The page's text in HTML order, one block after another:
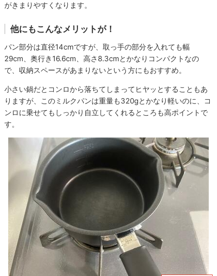
がきまりやすくなります。
他にもこんなメリットが！
パン部分は直径14cmですが、取っ手の部分を入れても幅
29cm、奥行き16.6cm、高さ8.3cmとかなりコンパクトなの
で、収納スペースがあまりないという方にもおすすめ。
小さい鍋だとコンロから落ちてしまってヒヤッとすることもあ
りますが、このミルクパンは重量も320gとかなり軽いのに、コ
ンロに乗せてもしっかり自立してくれるところも高ポイントで
す。